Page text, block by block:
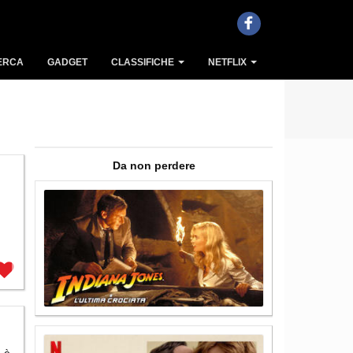
GADGET CLASSIFICHE NETFLIX
Da non perdere